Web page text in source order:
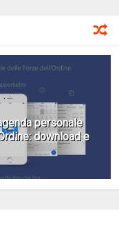
personale
download e